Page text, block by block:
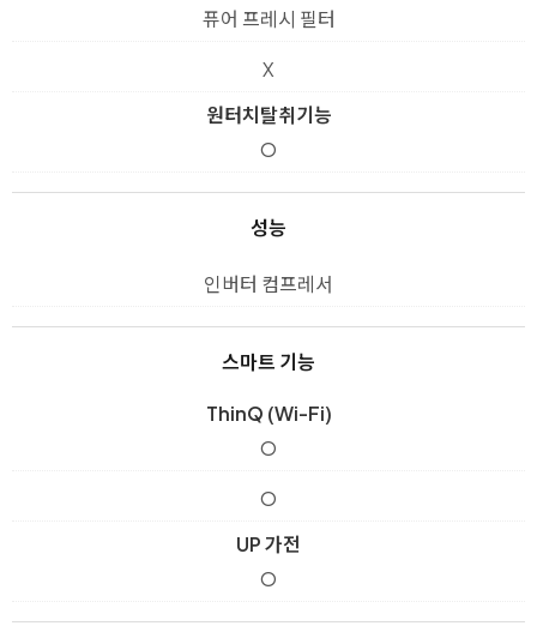
퓨어 프레시 필터
X
원터치탈취기능
O
성능
인버터 컴프레서
스마트 기능
ThinQ (Wi-Fi)
O
O
UP 가전
O